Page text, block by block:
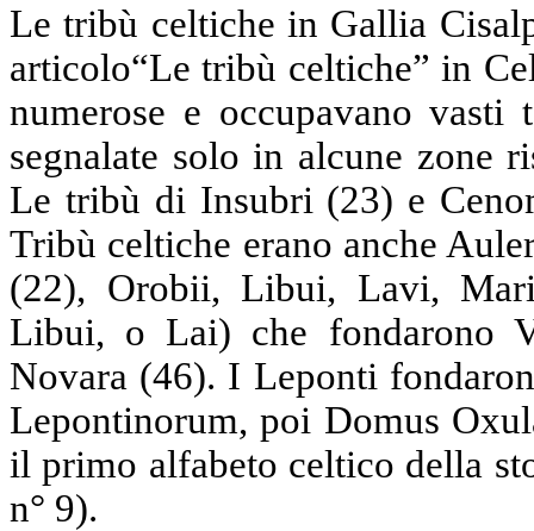
Le tribù celtiche in Gallia
articolo“Le tribù celtiche” in
numerose e occupavano
segnalate solo in alcune zone
Le tribù di Insubri (23) e
Tribù celtiche erano anche
(22), Orobii, Libui, Lavi,
Libui, o Lai) che fondarono
Novara (46). I Leponti
Lepontinorum, poi Domus
il primo alfabeto celtico della
n° 9).